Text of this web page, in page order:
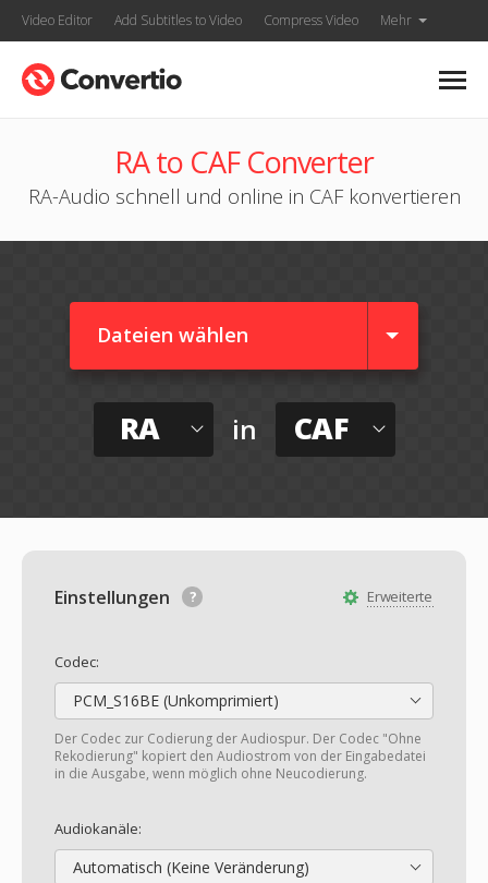
Video Editor Add Subtitles to Video Compress Video Mehr
RA to CAF Converter
RA-Audio schnell und online in CAF konvertieren
Dateien wählen
RA in CAF
Erweiterte
Einstellungen
Codec:
PCM_S16BE (Unkomprimiert)
Der Codec zur Codierung der Audiospur. Der Codec "Ohne
Rekodierung" kopiert den Audiostrom von der Eingabedatei
in die Ausgabe, wenn möglich ohne Neucodierung.
Audiokanäle:
Automatisch (Keine Veränderung)